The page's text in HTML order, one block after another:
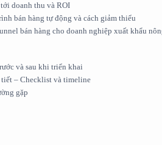
doanh thu và ROI
bán hàng tự động và cách giảm thiểu
bán hàng cho doanh nghiệp xuất khẩu
và sau khi triển khai
– Checklist và timeline
gặp